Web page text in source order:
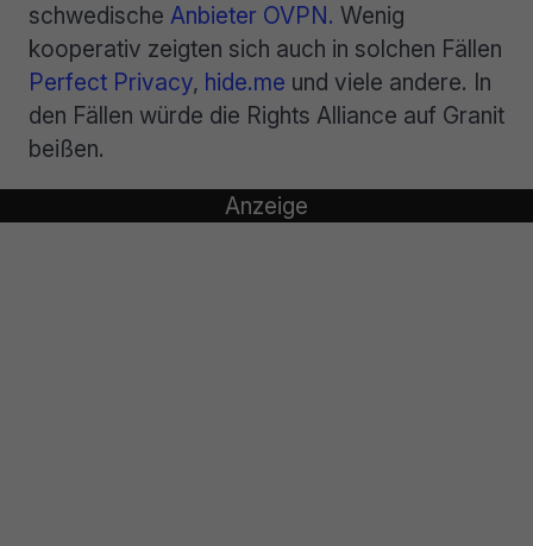
schwedische Anbieter OVPN. Wenig
kooperativ zeigten sich auch in solchen Fällen
Perfect Privacy, hide.me und viele andere. In
den Fällen würde die Rights Alliance auf Granit
beißen.